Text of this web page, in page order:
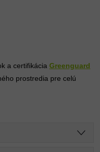
a certifikácia Greenguard
prostredia pre celú